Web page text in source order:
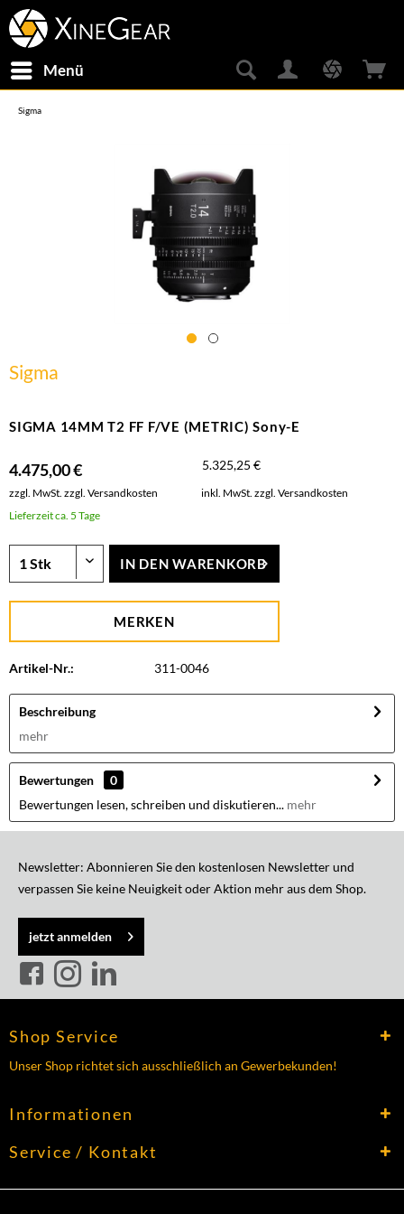
Menü
Sigma
Sigma
SIGMA 14MM T2 FF F/VE (METRIC) Sony-E
4.475,00 € 5.325,25 €
zzgl. MwSt. zzgl. Versandkosten inkl. MwSt. zzgl. Versandkosten
Lieferzeit ca. 5 Tage
IN DEN WARENKORB
MERKEN
Artikel-Nr.: 311-0046
Beschreibung
mehr
Bewertungen
0
Bewertungen lesen, schreiben und diskutieren... mehr
Newsletter: Abonnieren Sie den kostenlosen Newsletter und
verpassen Sie keine Neuigkeit oder Aktion mehr aus dem Shop.
jetzt anmelden
Shop Service
Unser Shop richtet sich ausschließlich an Gewerbekunden!
Informationen
Service / Kontakt